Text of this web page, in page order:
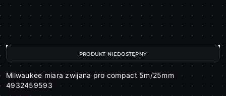
Milwaukee miara zwijana pro compact 5m/25mm
4932459593
PRODUKT NIEDOSTĘPNY